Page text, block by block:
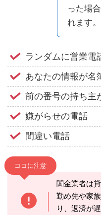
った場
れます。
ランダムに営業電
あなたの情報が名
前の番号の持ち主
嫌がらせの電話
間違い電話
ココに注意
闇金業者は
勤め先や家
り、返済が